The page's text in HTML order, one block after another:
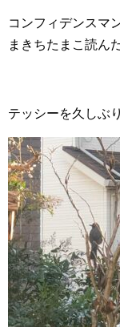
コンフィデンスマ
まきちたまこ読ん
テッシーを久しぶ